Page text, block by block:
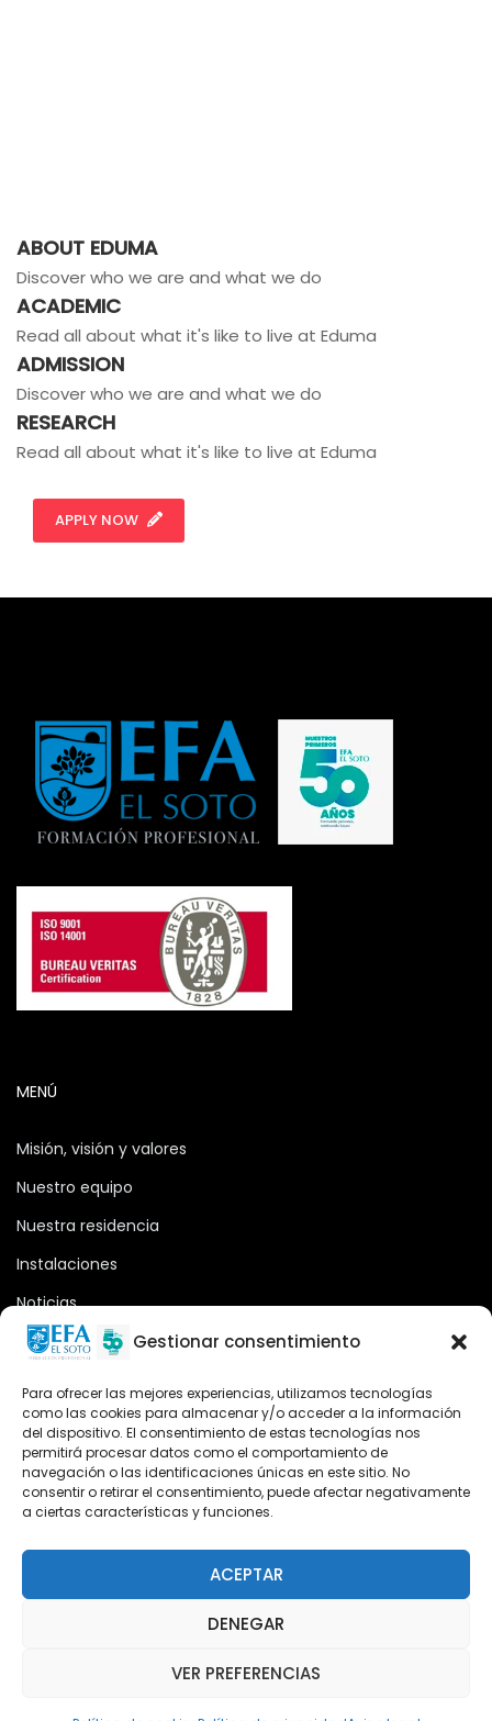
Gestionar consentimiento
Para ofrecer las mejores experiencias, utilizamos tecnologías
como las cookies para almacenar y/o acceder a la información
del dispositivo. El consentimiento de estas tecnologías nos
permitirá procesar datos como el comportamiento de
navegación o las identificaciones únicas en este sitio. No
consentir o retirar el consentimiento, puede afectar negativamente
a ciertas características y funciones.
ACEPTAR
DENEGAR
VER PREFERENCIAS
ABOUT EDUMA
Discover who we are and what we do
ACADEMIC
Read all about what it's like to live at Eduma
ADMISSION
Discover who we are and what we do
RESEARCH
Read all about what it's like to live at Eduma
APPLY NOW
MENÚ
Misión, visión y valores
Nuestro equipo
Nuestra residencia
Instalaciones
Noticias
Oferta formativa
Plataforma 2.0
Acceso Cursos UNIR
Teléfono: (+34) 958 455 085
Teléfono: (+34) 618 370 813